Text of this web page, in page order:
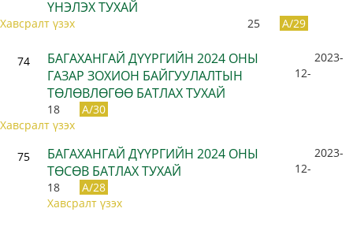
ҮНЭЛЭХ ТУХАЙ
25 A/29
Хавсралт үзэх
74
БАГАХАНГАЙ ДҮҮРГИЙН 2024 ОНЫ
ГАЗАР ЗОХИОН БАЙГУУЛАЛТЫН
ТӨЛӨВЛӨГӨӨ БАТЛАХ ТУХАЙ
2023-
12-
18
A/30
Хавсралт үзэх
75
БАГАХАНГАЙ ДҮҮРГИЙН 2024 ОНЫ
ТӨСӨВ БАТЛАХ ТУХАЙ
2023-
12-
18
A/28
Хавсралт үзэх